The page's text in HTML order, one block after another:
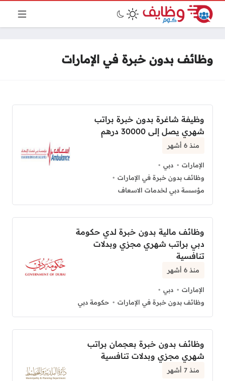
وظائف بدون خبرة في الإمارات
وظيفة شاغرة بدون خبرة براتب
شهري يصل إلى 30000 درهم
منذ 6 أشهر
الإمارات
دبي
وظائف بدون خبرة في الإمارات
مؤسسة دبي لخدمات الاسعاف
وظائف مالية بدون خبرة لدي حكومة
دبي براتب شهري مجزي وبدلات
تنافسية
منذ 6 أشهر
الإمارات
دبي
وظائف بدون خبرة في الإمارات
حكومة دبي
وظائف بدون خبرة بعجمان براتب
شهري مجزي وبدلات تنافسية
منذ 7 أشهر